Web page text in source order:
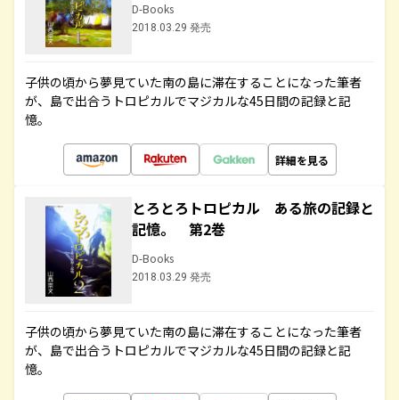
D-Books
2018.03.29 発売
子供の頃から夢見ていた南の島に滞在することになった筆者
が、島で出合うトロピカルでマジカルな45日間の記録と記
憶。
詳細を見る
とろとろトロピカル ある旅の記録と
記憶。 第2巻
D-Books
2018.03.29 発売
子供の頃から夢見ていた南の島に滞在することになった筆者
が、島で出合うトロピカルでマジカルな45日間の記録と記
憶。